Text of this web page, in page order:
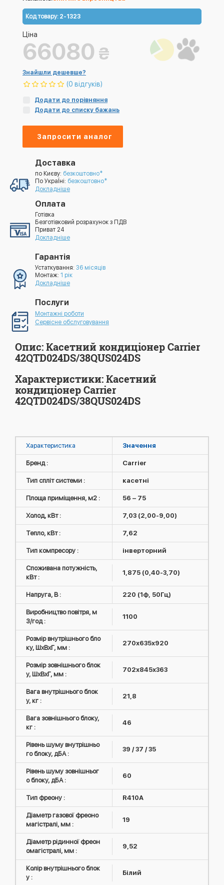
Код товару: 2-1323
Ціна
66080 ₴
Знайшли дешевше?
(0 відгуків)
Додати до порівняння
Додати до списку бажань
Запросити аналог
Доставка
по Києву: безкоштовно*
По УкраЇні: безкоштовно*
Докладніше
Оплата
Готівка
Безготівковий розрахунок з ПДВ
Приват 24
Докладніше
Гарантія
Устаткування: 36 місяців
Монтаж: 1 рік
Докладніше
Послуги
Монтажні роботи
Сервісне обслуговування
Опис: Касетний кондиціонер Carrier
42QTD024DS/38QUS024DS
Характеристики: Касетний
кондиціонер Carrier
42QTD024DS/38QUS024DS
Характеристика Значення
Бренд : Carrier
Тип спліт системи : касетні
Площа приміщення, м2 : 56 – 75
Холод, кВт : 7,03 (2,00-9,00)
Тепло, кВт : 7,62
Тип компресору : інверторний
Споживана потужність,
кВт :
1,875 (0,40-3,70)
Напруга, В : 220 (1ф, 50Гц)
Виробництво повітря, м
3/год :
1100
Розмір внутрішнього бло
ку, ШxВxГ, мм :
270х635х920
Розмір зовнішнього блок
у, ШxВxГ, мм :
702х845х363
Вага внутрішнього блок
у, кг :
21,8
Вага зовнішнього блоку,
кг :
46
Рівень шуму внутрішньо
го блоку, дБА :
39 / 37 / 35
Рівень шуму зовнішньог
о блоку, дБА :
60
Тип фреону : R410А
Діаметр газової фреоно
магістралі, мм :
19
Діаметр рідинної фреон
омагістралі, мм :
9,52
Колір внутрішнього блок
у :
Білий